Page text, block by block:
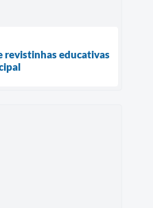
revistinhas educativas